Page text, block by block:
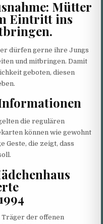
Mütter
Eintritt ins
dürfen gerne ihre Jungs
und mitbringen. Damit
geboten, diesen
die regulären
können wie gewohnt
Geste, die zeigt, dass
der offenen